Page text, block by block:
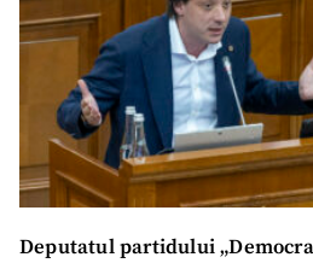
Deputatul partidului